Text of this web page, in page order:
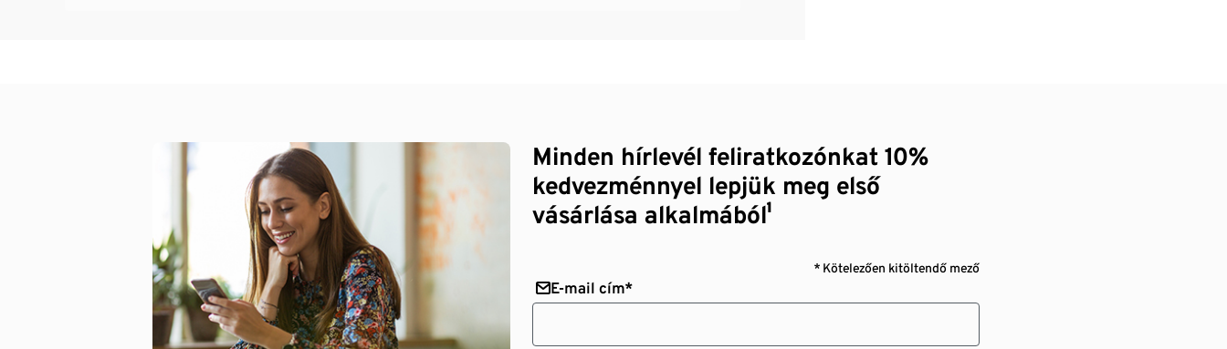
Minden hírlevél feliratkozónkat 10%
kedvezménnyel lepjük meg első
vásárlása alkalmából¹
* Kötelezően kitöltendő mező
E-mail cím*